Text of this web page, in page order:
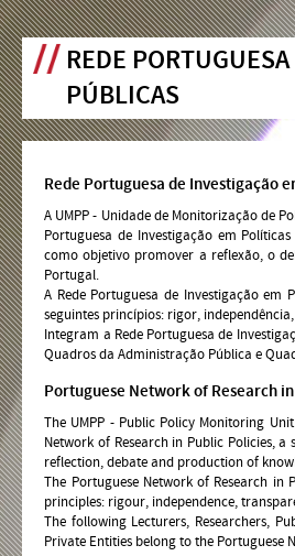
REDE
PÚBLICAS
Rede Portuguesa de Investigação
A UMPP - Unidade de Monitorização de
Portuguesa de Investigação em
como objetivo promover a reflexão, o
Portugal.
A Rede Portuguesa de Investigação em
seguintes princípios: rigor,
Integram a Rede Portuguesa de
Quadros da Administração Pública e
Portuguese Network of Research
The UMPP - Public Policy Monitoring
Network of Research in Public Policies,
reflection, debate and production of
The Portuguese Network of Research
principles: rigour, independence,
The following Lecturers, Researchers,
Private Entities belong to the Portuguese